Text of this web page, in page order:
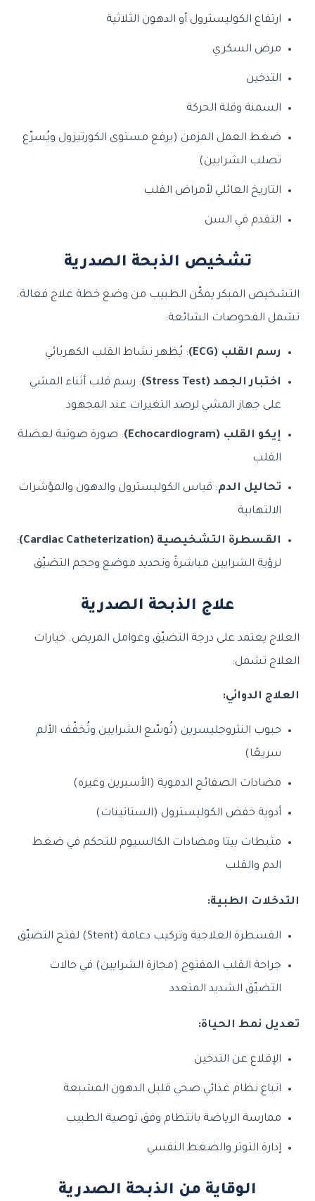
ارتفاع الكوليسترول أو الدهون الثلاثية
مرض السكري
التدخين
السمنة وقلة الحركة
ضغط العمل المزمن (يرفع مستوى الكورتيزول ويُسرّع
تصلب الشرايين)
التاريخ العائلي لأمراض القلب
التقدم في السن
تشخيص الذبحة الصدرية
التشخيص المبكر يمكّن الطبيب من وضع خطة علاج فعالة.
تشمل الفحوصات الشائعة:
رسم القلب ⁦(ECG)⁩ : يُظهر نشاط القلب الكهربائي
اختبار الجهد ⁦(Stress Test)⁩
: رسم قلب أثناء المشي
على جهاز المشي لرصد التغيرات عند المجهود
إيكو القلب ⁦(Echocardiogram)⁩
: صورة صوتية لعضلة
القلب
تحاليل الدم: قياس الكوليسترول والدهون والمؤشرات
الالتهابية
القسطرة التشخيصية ⁦(Cardiac Catheterization)⁩
:
لرؤية الشرايين مباشرةً وتحديد موضع وحجم التضيّق
علاج الذبحة الصدرية
العلاج يعتمد على درجة التضيّق وعوامل المريض. خيارات
العلاج تشمل:
العلاج الدوائي:
حبوب النتروجليسرين (تُوسّع الشرايين وتُخفّف الألم
سريعًا)
مضادات الصفائح الدموية (الأسبرين وغيره)
أدوية خفض الكوليسترول (الستاتينات)
مثبطات بيتا ومضادات الكالسيوم للتحكم في ضغط
الدم والقلب
التدخلات الطبية:
القسطرة العلاجية وتركيب دعامة ⁦(Stent)⁩ لفتح التضيّق
جراحة القلب المفتوح (مجازة الشرايين) في حالات
التضيّق الشديد المتعدد
تعديل نمط الحياة:
الإقلاع عن التدخين
اتباع نظام غذائي صحي قليل الدهون المشبعة
ممارسة الرياضة بانتظام وفق توصية الطبيب
إدارة التوتر والضغط النفسي
الوقاية من الذبحة الصدرية